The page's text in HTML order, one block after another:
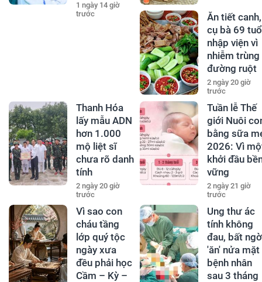
1 ngày 14 giờ
trước
Ăn tiết canh,
cụ bà 69
nhập viện vì
nhiễm trùng
đường ruột
2 ngày 20 giờ
trước
Thanh Hóa
lấy mẫu ADN
hơn 1.000
mộ liệt sĩ
chưa rõ danh
tính
2 ngày 20 giờ
trước
Tuần lễ Thế
giới Nuôi
bằng sữa
2026: Vì
khởi đầu
vững
2 ngày 21 giờ
trước
Vì sao con
cháu tầng
lớp quý tộc
ngày xưa
đều phải học
Cầm – Kỳ –
Ung thư ác
tính không
đau, bất ngờ
'ăn' nửa mặt
bệnh nhân
sau 3 tháng